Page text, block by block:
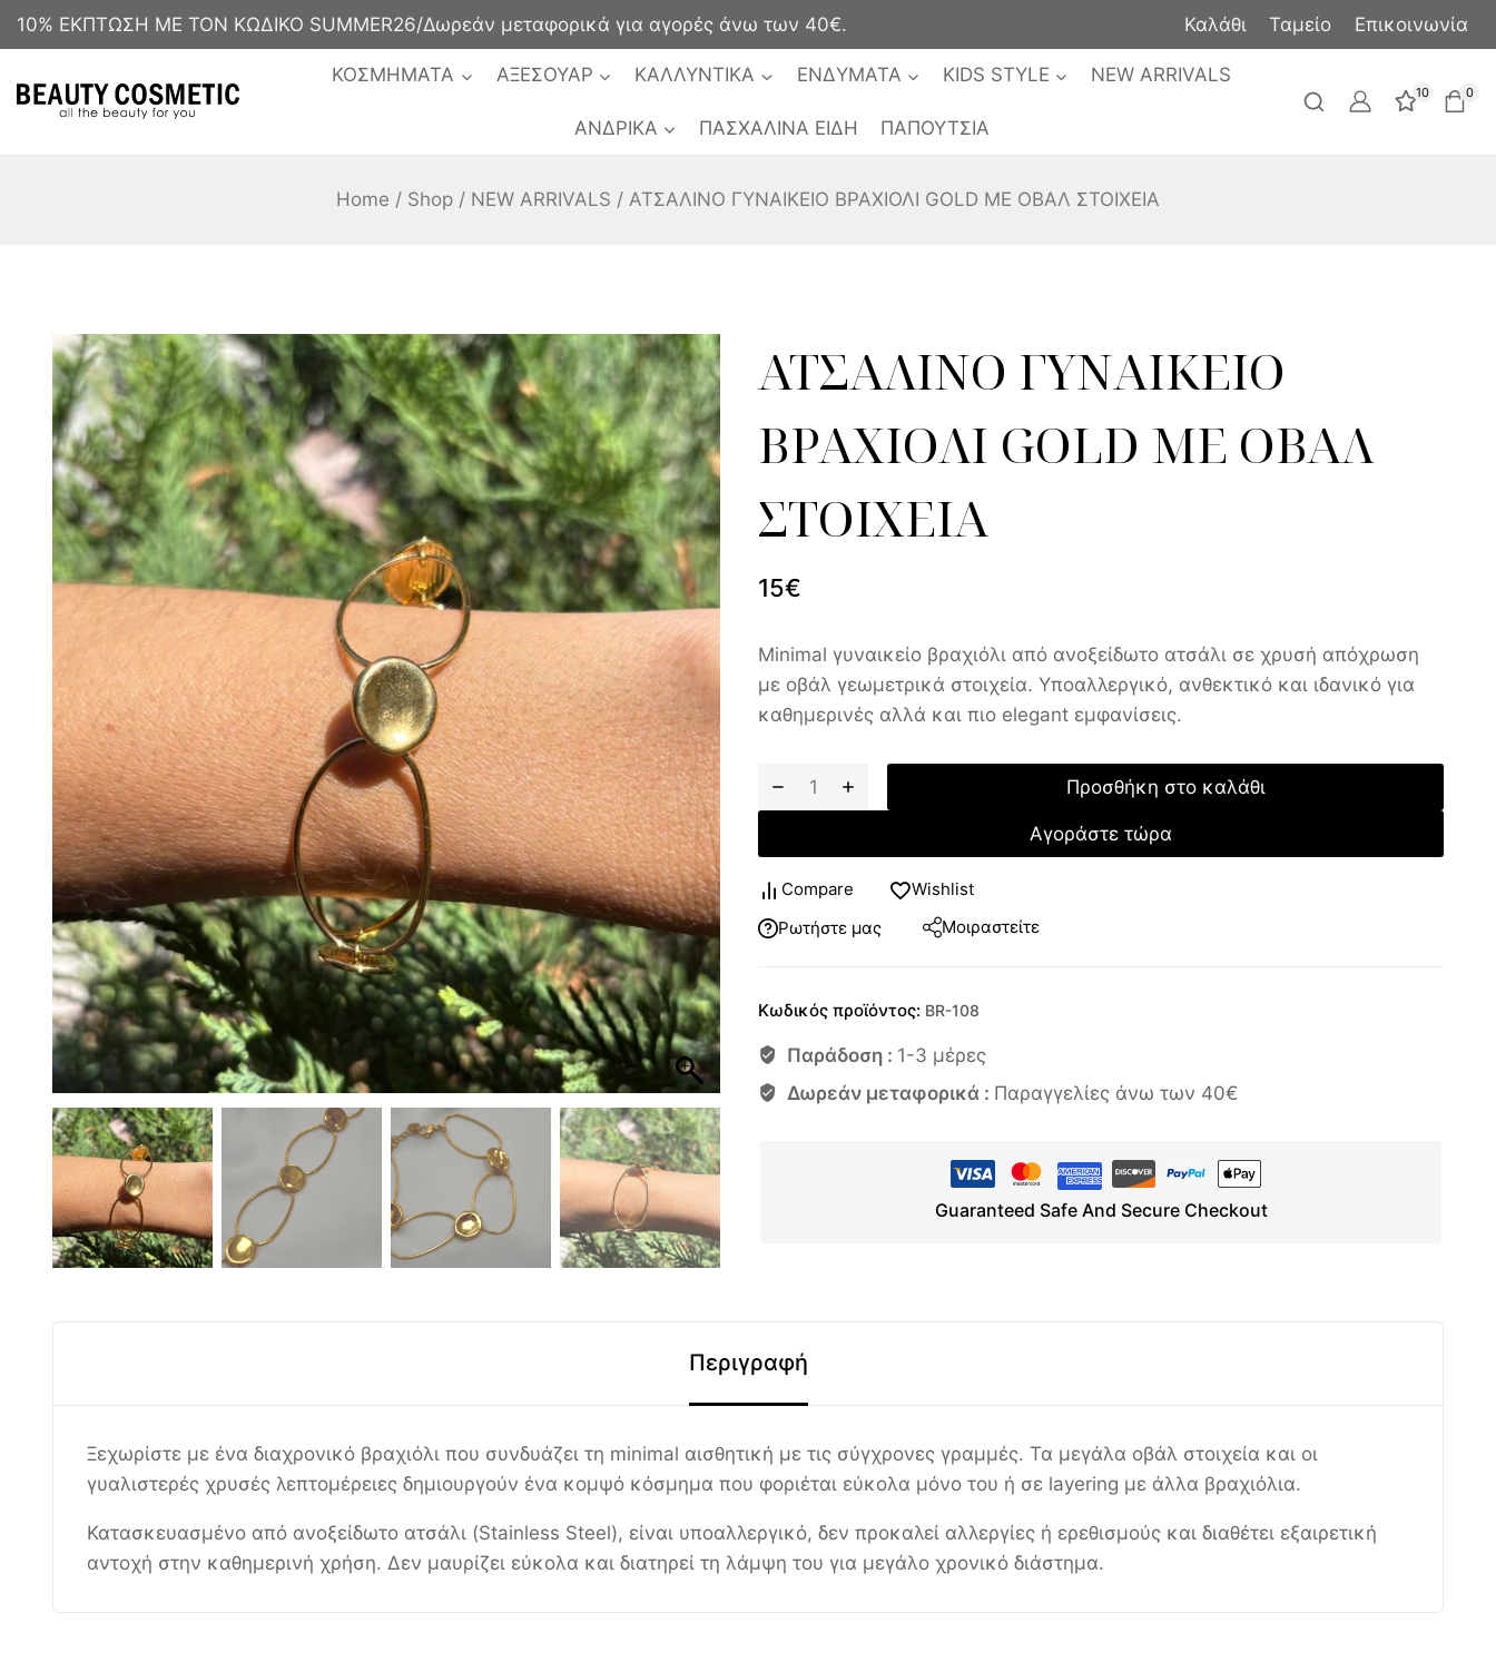
10% ΕΚΠΤΩΣΗ ΜΕ ΤΟΝ ΚΩΔΙΚΟ SUMMER26/Δωρεάν μεταφορικά για αγορές άνω των 40€. Καλάθι Ταμείο Επικοινωνία
ΚΟΣΜΗΜΑΤΑ ΑΞΕΣΟΥΑΡ ΚΑΛΛΥΝΤΙΚΑ ΕΝΔΥΜΑΤΑ KIDS STYLE NEW ARRIVALS
ΑΝΔΡΙΚΑ ΠΑΣΧΑΛΙΝΑ ΕΙΔΗ ΠΑΠΟΥΤΣΙΑ
10 0
Home / Shop / NEW ARRIVALS / ΑΤΣΑΛΙΝΟ ΓΥΝΑΙΚΕΙΟ ΒΡΑΧΙΟΛΙ GOLD ΜΕ ΟΒΑΛ ΣΤΟΙΧΕΙΑ
ΑΤΣΑΛΙΝΟ ΓΥΝΑΙΚΕΙΟ
ΒΡΑΧΙΟΛΙ GOLD ΜΕ ΟΒΑΛ
ΣΤΟΙΧΕΙΑ
15€
Minimal γυναικείο βραχιόλι από ανοξείδωτο ατσάλι σε χρυσή απόχρωση
με οβάλ γεωμετρικά στοιχεία. Υποαλλεργικό, ανθεκτικό και ιδανικό για
καθημερινές αλλά και πιο elegant εμφανίσεις.
Προσθήκη στο καλάθι
Αγοράστε τώρα
Compare
Wishlist
Ρωτήστε μας
Μοιραστείτε
Κωδικός προϊόντος: BR-108
Παράδοση : 1-3 μέρες
Δωρεάν μεταφορικά : Παραγγελίες άνω των 40€
Guaranteed Safe And Secure Checkout
Περιγραφή
Ξεχωρίστε με ένα διαχρονικό βραχιόλι που συνδυάζει τη minimal αισθητική με τις σύγχρονες γραμμές. Τα μεγάλα οβάλ στοιχεία και οι
γυαλιστερές χρυσές λεπτομέρειες δημιουργούν ένα κομψό κόσμημα που φοριέται εύκολα μόνο του ή σε layering με άλλα βραχιόλια.
Κατασκευασμένο από ανοξείδωτο ατσάλι (Stainless Steel), είναι υποαλλεργικό, δεν προκαλεί αλλεργίες ή ερεθισμούς και διαθέτει εξαιρετική
αντοχή στην καθημερινή χρήση. Δεν μαυρίζει εύκολα και διατηρεί τη λάμψη του για μεγάλο χρονικό διάστημα.